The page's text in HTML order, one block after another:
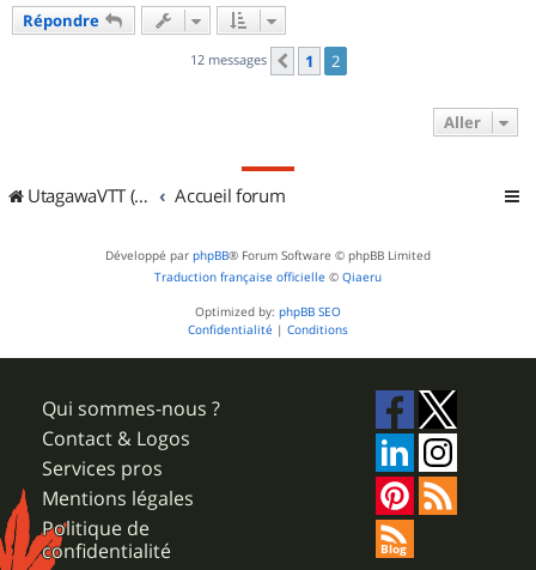
Répondre
12 messages Précédent
1 2
Aller
UtagawaVTT (Randos VTT et VTTAE avec traces GPS) Accueil forum
Développé par phpBB® Forum Software © phpBB Limited
Traduction française officielle © Qiaeru
Optimized by: phpBB SEO
Confidentialité | Conditions
Qui sommes-nous ?
Contact & Logos
Services pros
Mentions légales
Politique de
confidentialité